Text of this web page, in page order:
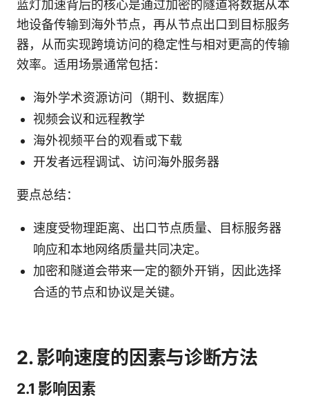
蓝灯加速背后的核心是通过加密的隧道将数据从本
地设备传输到海外节点，再从节点出口到目标服务
器，从而实现跨境访问的稳定性与相对更高的传输
效率。适用场景通常包括：
海外学术资源访问（期刊、数据库）
视频会议和远程教学
海外视频平台的观看或下载
开发者远程调试、访问海外服务器
要点总结：
速度受物理距离、出口节点质量、目标服务器
响应和本地网络质量共同决定。
加密和隧道会带来一定的额外开销，因此选择
合适的节点和协议是关键。
2. 影响速度的因素与诊断方法
2.1 影响因素